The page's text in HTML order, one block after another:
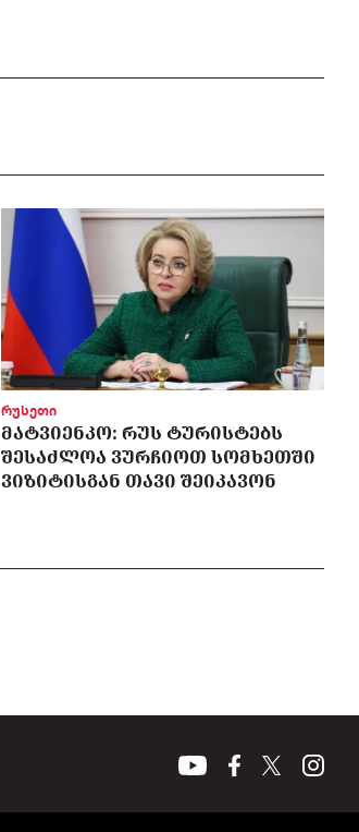
რუსეთი
ᲛᲐᲢᲕᲘᲔᲜᲙᲝ: ᲠᲣᲡ ᲢᲣᲠᲘᲡᲢᲔᲑᲡ
ᲨᲔᲡᲐᲫᲚᲝᲐ ᲕᲣᲠᲩᲘᲝᲗ ᲡᲝᲛᲮᲔᲗᲨᲘ
ᲕᲘᲖᲘᲢᲘᲡᲒᲐᲜ ᲗᲐᲕᲘ ᲨᲔᲘᲙᲐᲕᲝᲜ